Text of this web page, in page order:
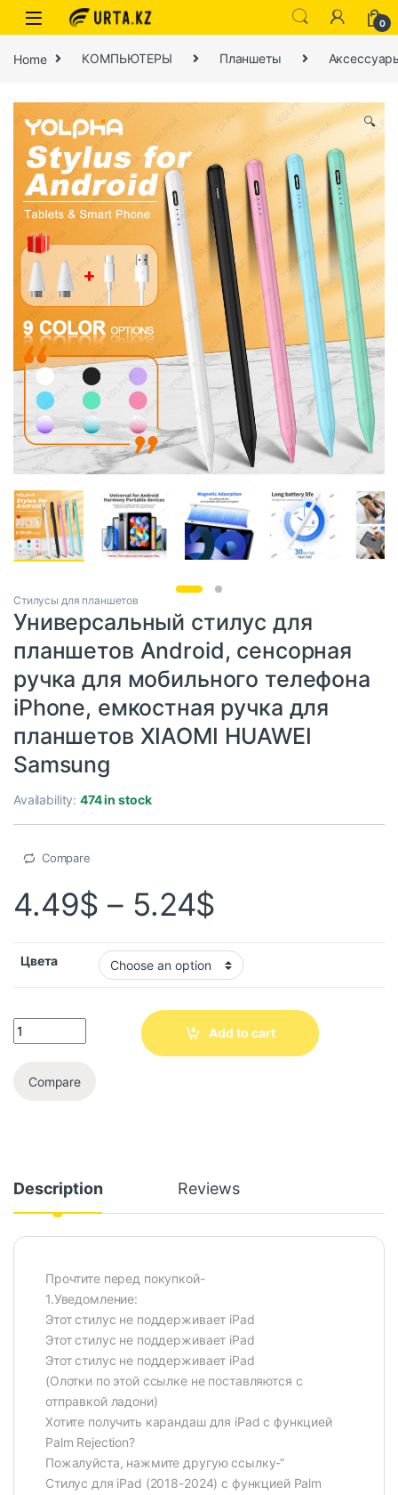
0
Home КОМПЬЮТЕРЫ Планшеты
🔍
Стилусы для планшетов
Универсальный стилус для
планшетов Android, сенсорная
ручка для мобильного телефона
iPhone, емкостная ручка для
планшетов XIAOMI HUAWEI
Samsung
Availability:474 in stock
Compare
4.49$ – 5.24$
Цвета
Add to cart
Compare
Description Reviews
Прочтите перед покупкой-
1.Уведомление:
Этот стилус не поддерживает iPad
Этот стилус не поддерживает iPad
Этот стилус не поддерживает iPad
(Олотки по этой ссылке не поставляются с
отправкой ладони)
Хотите получить карандаш для iPad с функцией
Palm Rejection?
Пожалуйста, нажмите другую ссылку-“
Стилус для iPad (2018-2024) с функцией Palm